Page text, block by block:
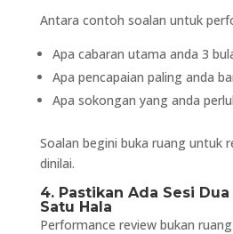
Antara contoh soalan untuk
Apa cabaran utama anda 3
Apa pencapaian paling anda
Apa sokongan yang anda
Soalan begini buka ruang untuk
dinilai.
4. Pastikan Ada Sesi Dua
Satu Hala
Performance review bukan ruang